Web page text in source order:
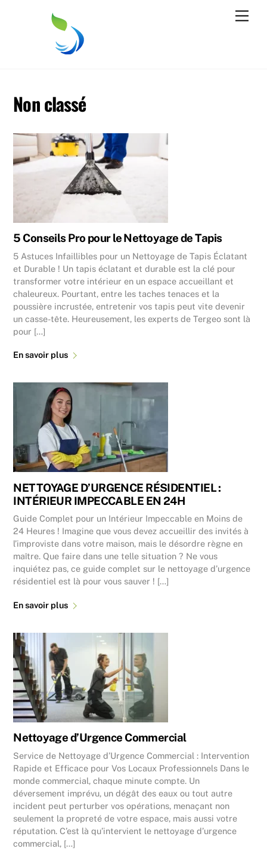
Non classé
5 Conseils Pro pour le Nettoyage de Tapis
5 Astuces Infaillibles pour un Nettoyage de Tapis Éclatant
et Durable ! Un tapis éclatant et durable est la clé pour
transformer votre intérieur en un espace accueillant et
chaleureux. Pourtant, entre les taches tenaces et la
poussière incrustée, entretenir vos tapis peut vite devenir
un casse-tête. Heureusement, les experts de Tergeo sont là
pour […]
En savoir plus
NETTOYAGE D’URGENCE RÉSIDENTIEL :
INTÉRIEUR IMPECCABLE EN 24H
Guide Complet pour un Intérieur Impeccable en Moins de
24 Heures ! Imagine que vous devez accueillir des invités à
l’improviste dans votre maison, mais le désordre règne en
maître. Que faire dans une telle situation ? Ne vous
inquiétez pas, ce guide complet sur le nettoyage d’urgence
résidentiel est là pour vous sauver ! […]
En savoir plus
Nettoyage d’Urgence Commercial
Service de Nettoyage d’Urgence Commercial : Intervention
Rapide et Efficace pour Vos Locaux Professionnels Dans le
monde commercial, chaque minute compte. Un
déversement imprévu, un dégât des eaux ou tout autre
incident peut perturber vos opérations, menaçant non
seulement la propreté de votre espace, mais aussi votre
réputation. C’est là qu’intervient le nettoyage d’urgence
commercial, […]